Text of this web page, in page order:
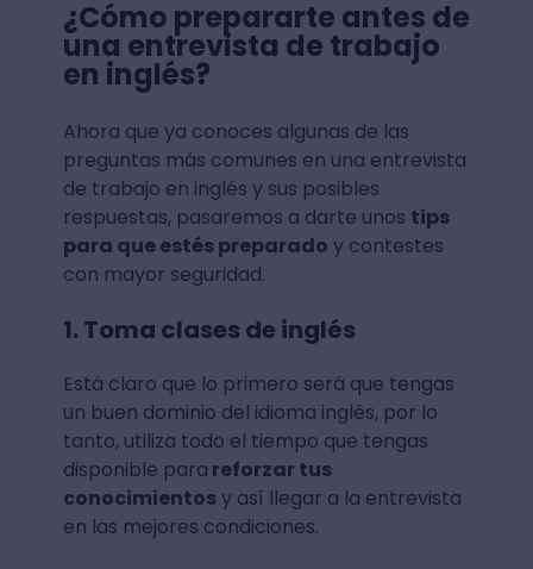
¿Cómo prepararte antes de
una entrevista de trabajo
en inglés?
Ahora que ya conoces algunas de las
preguntas más comunes en una entrevista
de trabajo en inglés y sus posibles
respuestas, pasaremos a darte unos tips
para que estés preparado y contestes
con mayor seguridad.
1. Toma clases de inglés
Está claro que lo primero será que tengas
un buen dominio del idioma inglés, por lo
tanto, utiliza todo el tiempo que tengas
disponible para reforzar tus
conocimientosy así llegar a la entrevista
en las mejores condiciones.